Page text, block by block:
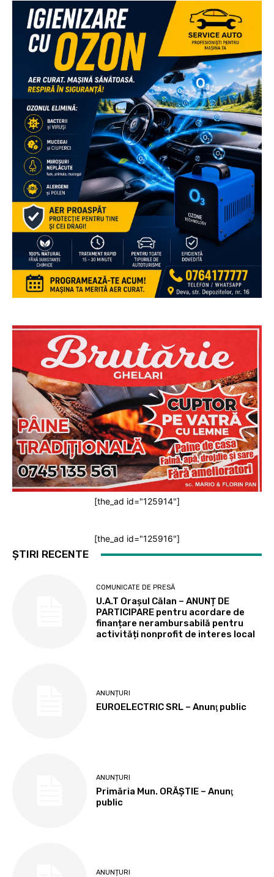
[the_ad id="125914"]
[the_ad id="125916"]
ȘTIRI RECENTE
COMUNICATE DE PRESĂ
U.A.T Orașul Călan – ANUNȚ DE
PARTICIPARE pentru acordare de
finanțare nerambursabilă pentru
activități nonprofit de interes local
ANUNȚURI
EUROELECTRIC SRL – Anunţ public
ANUNȚURI
Primăria Mun. ORĂȘTIE – Anunţ
public
ANUNȚURI